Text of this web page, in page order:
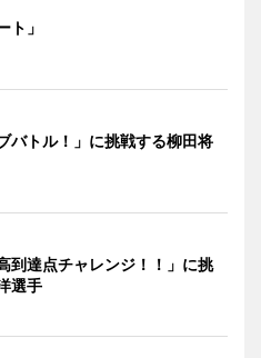
ト」
バトル！」に挑戦する柳田将
到達点チャレンジ！！」に挑
選手